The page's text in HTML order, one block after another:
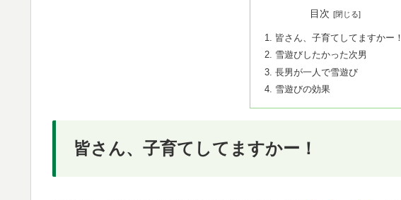
目次
皆さん、子育てしてますかー！
雪遊びしたかった次男
長男が一人で雪遊び
雪遊びの効果
皆さん、子育てしてますかー！